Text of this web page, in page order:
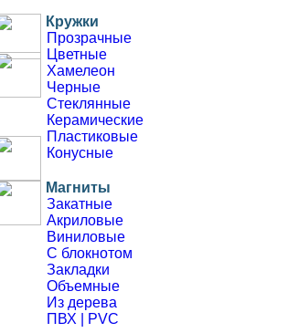
Для ресторанов и кафе
Меню
Плейсметы
Разное
Анкеты
Бланки
Открытки
Плакаты
Кубарики
Сертификаты
Грамоты
Благодарности
Закладки
Бирдекели
Кружки
Прозрачные
Цветные
Хамелеон
Черные
Стеклянные
Керамические
Пластиковые
Конусные
Магниты
Закатные
Акриловые
Виниловые
С блокнотом
Закладки
Объемные
Из дерева
ПВХ | PVC